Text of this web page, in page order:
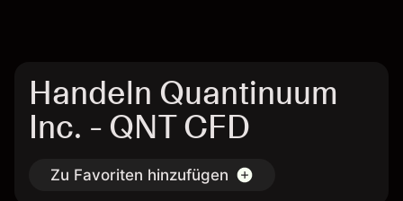
Handeln Quantinuum
Inc. - QNT CFD
Zu Favoriten hinzufügen